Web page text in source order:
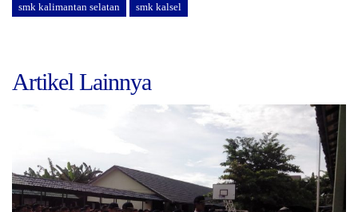
smk kalimantan selatan
smk kalsel
Artikel Lainnya